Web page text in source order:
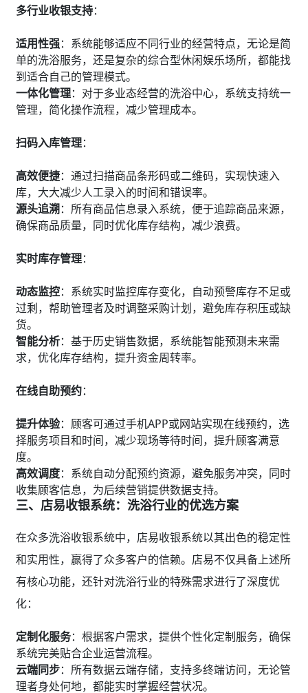
多行业收银支持：
适用性强：系统能够适应不同行业的经营特点，无论是简
单的洗浴服务，还是复杂的综合型休闲娱乐场所，都能找
到适合自己的管理模式。
一体化管理：对于多业态经营的洗浴中心，系统支持统一
管理，简化操作流程，减少管理成本。
扫码入库管理：
高效便捷：通过扫描商品条形码或二维码，实现快速入
库，大大减少人工录入的时间和错误率。
源头追溯：所有商品信息录入系统，便于追踪商品来源，
确保商品质量，同时优化库存结构，减少浪费。
实时库存管理：
动态监控：系统实时监控库存变化，自动预警库存不足或
过剩，帮助管理者及时调整采购计划，避免库存积压或缺
货。
智能分析：基于历史销售数据，系统能智能预测未来需
求，优化库存结构，提升资金周转率。
在线自助预约：
提升体验：顾客可通过手机APP或网站实现在线预约，选
择服务项目和时间，减少现场等待时间，提升顾客满意
度。
高效调度：系统自动分配预约资源，避免服务冲突，同时
收集顾客信息，为后续营销提供数据支持。
三、店易收银系统：洗浴行业的优选方案
在众多洗浴收银系统中，店易收银系统以其出色的稳定性
和实用性，赢得了众多客户的信赖。店易不仅具备上述所
有核心功能，还针对洗浴行业的特殊需求进行了深度优
化：
定制化服务：根据客户需求，提供个性化定制服务，确保
系统完美贴合企业运营流程。
云端同步：所有数据云端存储，支持多终端访问，无论管
理者身处何地，都能实时掌握经营状况。